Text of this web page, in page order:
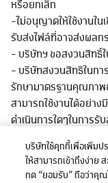
หรือยกเลิก
-ไม่อนุญาตให้ใช้งานใ
รับส่งไฟล์ที่อาจส่งผลก
- บริษัทฯ ขอสงวนสิทธิ์
- บริษัทสงวนสิทธิในกา
รักษามาตรฐานคุณภาพ
สามารถใช้งานได้อย่า
ดำเนินการใดๆในการ
ดาวน์โหลด และ/หรือ
รับส่งข้อมูลในปริมาณ
หรือเกิดความไม่เป็นธ
บริษัทใช้คุกกี้เพื่อเพิ่มป
ให้สามารถเข้าถึงง่าย
กด “ยอมรับ” ถือว่าคุ